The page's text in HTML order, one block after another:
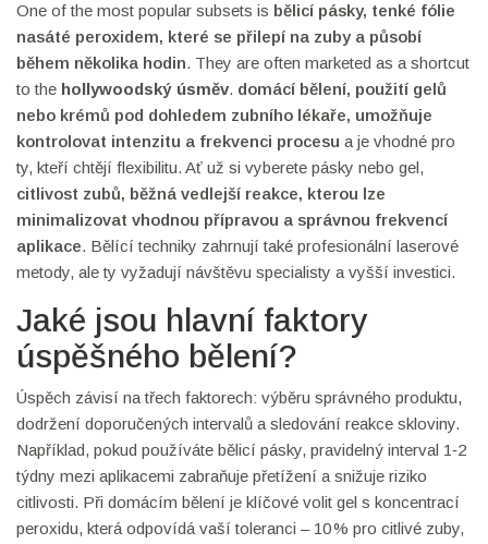
One of the most popular subsets is bělicí pásky, tenké fólie
nasáté peroxidem, které se přilepí na zuby a působí
během několika hodin. They are often marketed as a shortcut
to the hollywoodský úsměv. domácí bělení, použití gelů
nebo krémů pod dohledem zubního lékaře, umožňuje
kontrolovat intenzitu a frekvenci procesu a je vhodné pro
ty, kteří chtějí flexibilitu. Ať už si vyberete pásky nebo gel,
citlivost zubů, běžná vedlejší reakce, kterou lze
minimalizovat vhodnou přípravou a správnou frekvencí
aplikace. Bělící techniky zahrnují také profesionální laserové
metody, ale ty vyžadují návštěvu specialisty a vyšší investici.
Jaké jsou hlavní faktory
úspěšného bělení?
Úspěch závisí na třech faktorech: výběru správného produktu,
dodržení doporučených intervalů a sledování reakce skloviny.
Například, pokud používáte bělicí pásky, pravidelný interval 1‑2
týdny mezi aplikacemi zabraňuje přetížení a snižuje riziko
citlivosti. Při domácím bělení je klíčové volit gel s koncentrací
peroxidu, která odpovídá vaší toleranci – 10 % pro citlivé zuby,